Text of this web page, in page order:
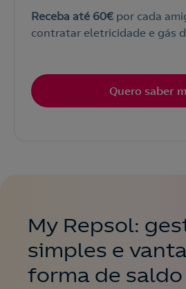
Receba até 60€ por cada
contratar eletricidade e gás
Quero saber
My Repsol:
simples e
forma de saldo